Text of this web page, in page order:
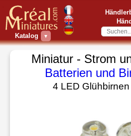
Katalog ▼
Miniatur - Strom
Batterien und
4 LED